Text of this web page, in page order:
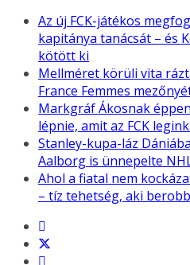
Az új FCK-játékos
kapitánya tanácsát – és
kötött ki
Mellméret körüli vita
France Femmes
Markgráf Ákosnak
lépnie, amit az FCK
Stanley-kupa-láz
Aalborg is ünnepelte
Ahol a fiatal nem
– tíz tehetség, aki